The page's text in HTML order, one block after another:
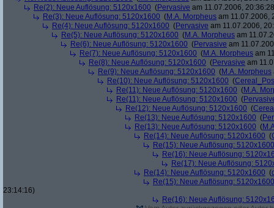
Re(2): Neue Auflösung: 5120x1600 (Pervasive am 11.07.2006,
Re(3): Neue Auflösung: 5120x1600 (M.A. Morpheus am 11.07.2006,
Re(4): Neue Auflösung: 5120x1600 (Pervasive am 11.07.2006,
Re(5): Neue Auflösung: 5120x1600 (M.A. Morpheus am
Re(6): Neue Auflösung: 5120x1600 (Pervasive am
Re(7): Neue Auflösung: 5120x1600 (M.A. Morpheus am
Re(8): Neue Auflösung: 5120x1600 (Pervasive am
Re(9): Neue Auflösung: 5120x1600 (M.A. Morpheus
Re(10): Neue Auflösung: 5120x1600 (
Re(11): Neue Auflösung: 5120x1600 (M.A.
Re(11): Neue Auflösung: 5120x1600 (
Re(12): Neue Auflösung: 5120x1600 (
Re(13): Neue Auflösung: 5120x1600 (
Re(13): Neue Auflösung: 5120x1600 (
Re(14): Neue Auflösung: 5120x1600 (
Re(15): Neue Auflösung: 5120x1600
Re(16): Neue Auflösung:
Re(17): Neue Auflösung:
Re(14): Neue Auflösung: 5120x1600 (
Re(15): Neue Auflösung: 5120x1600
23:14:16)
Re(16): Neue Auflösung: